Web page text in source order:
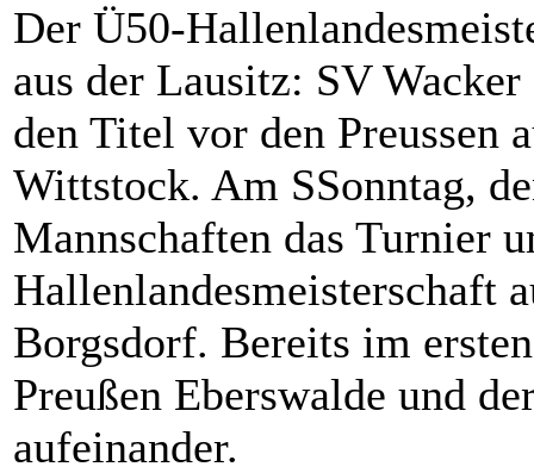
Der Ü50-
aus der Lausitz: SV
den Titel vor den Preussen
Wittstock. Am SSonntag,
Mannschaften das Turnier
Hallenlandesmeisterschaft
Borgsdorf. Bereits im
Preußen Eberswalde und
aufeinander.